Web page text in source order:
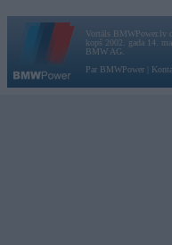
Vortāls BMWPower.lv
kopš 2002. gada 14.
BMW AG.
Par BMWPower